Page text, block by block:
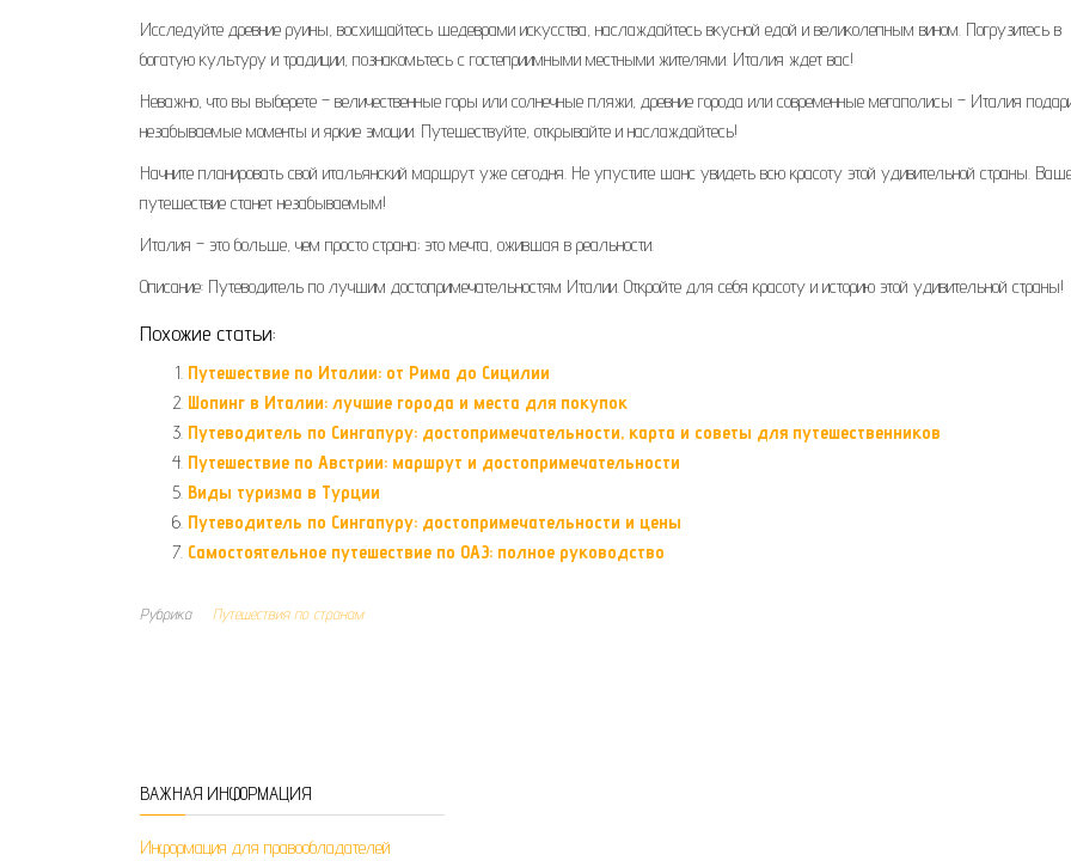
Исследуйте древние руины, восхищайтесь шедеврами искусства, наслаждайтесь вкусной едой и великолепным вином. Погрузитесь в
богатую культуру и традиции, познакомьтесь с гостеприимными местными жителями. Италия ждет вас!
Неважно, что вы выберете – величественные горы или солнечные пляжи, древние города или современные мегаполисы – Италия
незабываемые моменты и яркие эмоции. Путешествуйте, открывайте и наслаждайтесь!
Начните планировать свой итальянский маршрут уже сегодня. Не упустите шанс увидеть всю красоту этой удивительной страны.
путешествие станет незабываемым!
Италия – это больше, чем просто страна; это мечта, ожившая в реальности.
Описание: Путеводитель по лучшим достопримечательностям Италии. Откройте для себя красоту и историю этой удивительной страны!
Похожие статьи:
Путешествие по Италии: от Рима до Сицилии
Шопинг в Италии: лучшие города и места для покупок
Путеводитель по Сингапуру: достопримечательности, карта и советы для путешественников
Путешествие по Австрии: маршрут и достопримечательности
Виды туризма в Турции
Путеводитель по Сингапуру: достопримечательности и цены
Самостоятельное путешествие по ОАЭ: полное руководство
Рубрика Путешествия по странам
ВАЖНАЯ ИНФОРМАЦИЯ
Информация для правообладателей